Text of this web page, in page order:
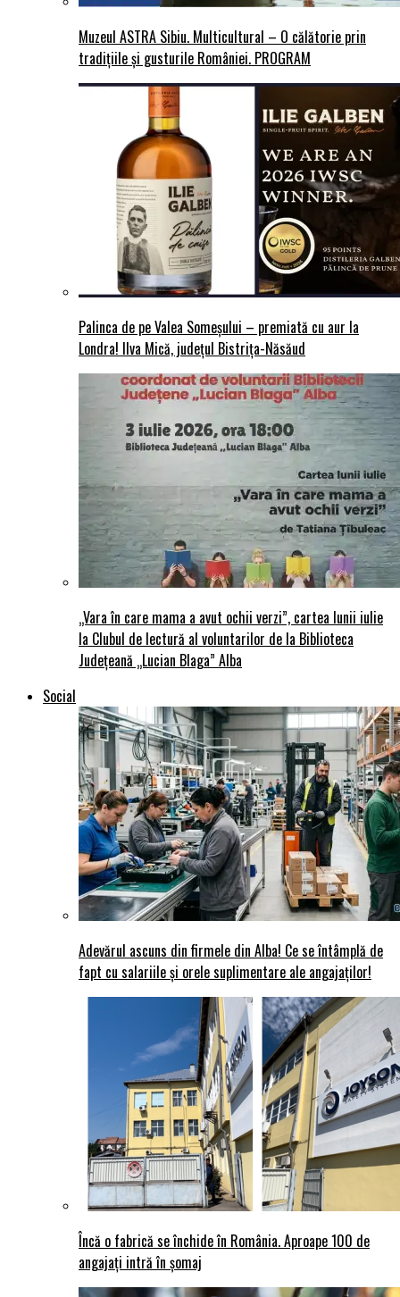
Muzeul ASTRA Sibiu. Multicultural – O călătorie prin
tradițiile și gusturile României. PROGRAM
Palinca de pe Valea Someșului – premiată cu aur la
Londra! Ilva Mică, județul Bistrița-Năsăud
„Vara în care mama a avut ochii verzi”, cartea lunii iulie
la Clubul de lectură al voluntarilor de la Biblioteca
Județeană „Lucian Blaga” Alba
Social
Adevărul ascuns din firmele din Alba! Ce se întâmplă de
fapt cu salariile și orele suplimentare ale angajaților!
Încă o fabrică se închide în România. Aproape 100 de
angajați intră în șomaj